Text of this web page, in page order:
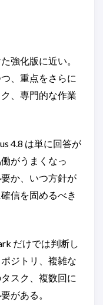
強化版に近い。
、重点をさらに
、専門的な作業
4.8 は単に回答が
がうまくなっ
か、いつ方針が
信を固めるべき
だけでは判断し
ジトリ、複雑な
スク、複数回に
がある。